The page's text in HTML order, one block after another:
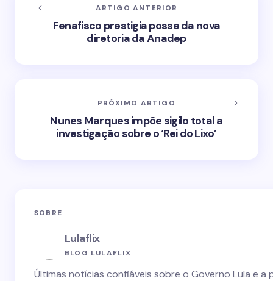
ARTIGO ANTERIOR
Fenafisco prestigia posse da nova
diretoria da Anadep
PRÓXIMO ARTIGO
Nunes Marques impõe sigilo total a
investigação sobre o ‘Rei do Lixo’
SOBRE
Lulaflix
BLOG LULAFLIX
Últimas notícias confiáveis sobre o Governo Lula e